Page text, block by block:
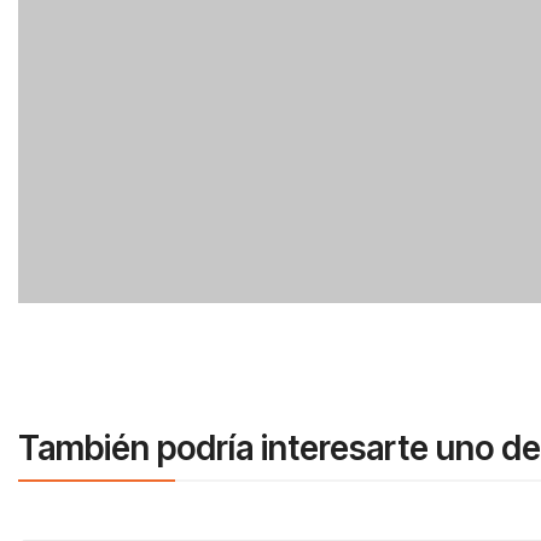
También podría interesarte uno